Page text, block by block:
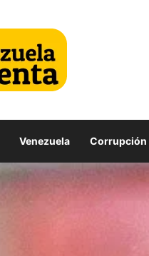
Venezuela Corrupción